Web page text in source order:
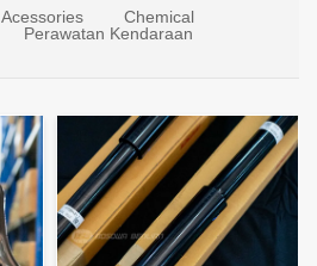
Acessories
Chemical
Perawatan Kendaraan